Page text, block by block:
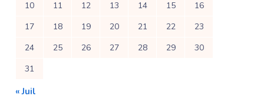
10 11 12 13 14 15
16
17
18 19 20 21 22
23
24
25 26 27 28 29
30
31
« Juil